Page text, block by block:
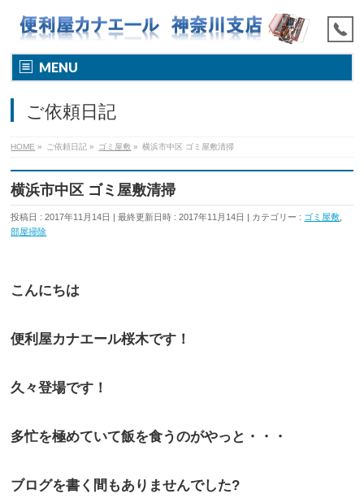
MENU
ご依頼日記
HOME » ご依頼日記 » ゴミ屋敷 » 横浜市中区 ゴミ屋敷清掃
横浜市中区 ゴミ屋敷清掃
投稿日 : 2017年11月14日 最終更新日時 : 2017年11月14日 カテゴリー : ゴミ屋敷
部屋掃除
こんにちは
便利屋カナエール桜木です！
久々登場です！
多忙を極めていて飯を食うのがやっと・・・
ブログを書く間もありませんでした?